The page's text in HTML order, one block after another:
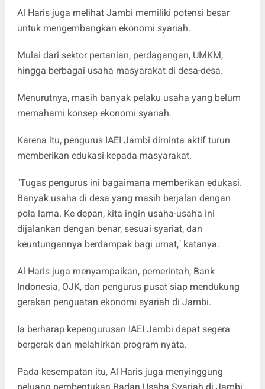
Al Haris juga melihat Jambi memiliki potensi besar
untuk mengembangkan ekonomi syariah.
Mulai dari sektor pertanian, perdagangan, UMKM,
hingga berbagai usaha masyarakat di desa-desa.
Menurutnya, masih banyak pelaku usaha yang belum
memahami konsep ekonomi syariah.
Karena itu, pengurus IAEI Jambi diminta aktif turun
memberikan edukasi kepada masyarakat.
"Tugas pengurus ini bagaimana memberikan edukasi.
Banyak usaha di desa yang masih berjalan dengan
pola lama. Ke depan, kita ingin usaha-usaha ini
dijalankan dengan benar, sesuai syariat, dan
keuntungannya berdampak bagi umat," katanya.
Al Haris juga menyampaikan, pemerintah, Bank
Indonesia, OJK, dan pengurus pusat siap mendukung
gerakan penguatan ekonomi syariah di Jambi.
Ia berharap kepengurusan IAEI Jambi dapat segera
bergerak dan melahirkan program nyata.
Pada kesempatan itu, Al Haris juga menyinggung
peluang pembentukan Badan Usaha Syariah di Jambi.